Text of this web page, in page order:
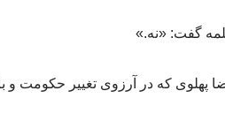
گفت: «نه.»
پهلوی که در آرزوی تغییر حکومت و